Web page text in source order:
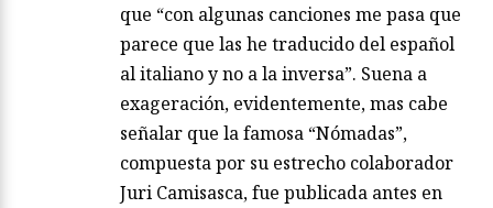
que “con algunas canciones me pasa que
parece que las he traducido del español
al italiano y no a la inversa”. Suena a
exageración, evidentemente, mas cabe
señalar que la famosa “Nómadas”,
compuesta por su estrecho colaborador
Juri Camisasca, fue publicada antes en